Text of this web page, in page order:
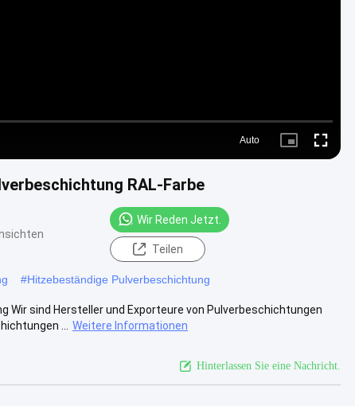
Auto
Picture- Fullscreen
RAL-Farbe
Wir Reden Jetzt.
Teilen
#Hitzebeständige Pulverbeschichtung
Wir sind Hersteller und Exporteure von Pulverbeschichtungen
...
Weitere Informationen
Hinterlassen Sie eine Nachricht.